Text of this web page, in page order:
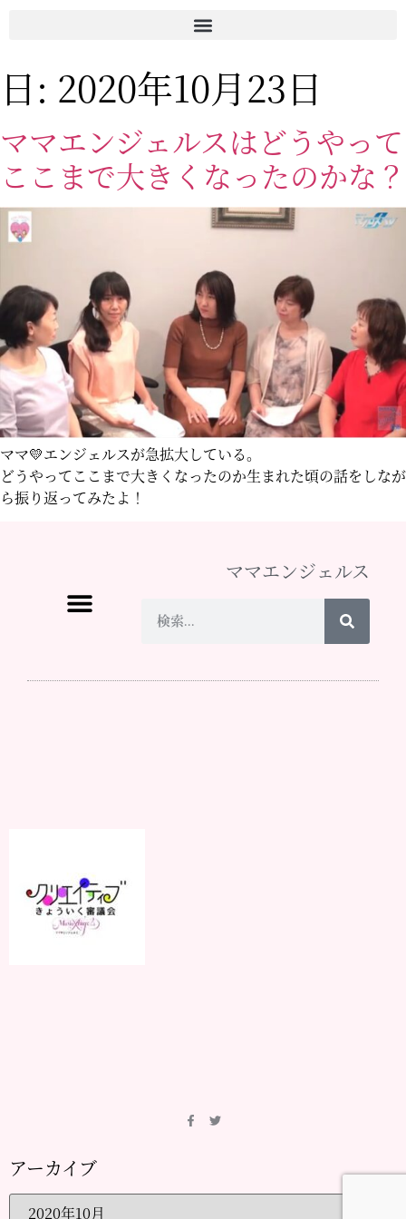
日: 2020年10月23日
ママエンジェルスはどうやって
ここまで大きくなったのかな？
ママ💛エンジェルスが急拡大している。
どうやってここまで大きくなったのか生まれた頃の話をしなが
ら振り返ってみたよ！
ママエンジェルス
アーカイブ